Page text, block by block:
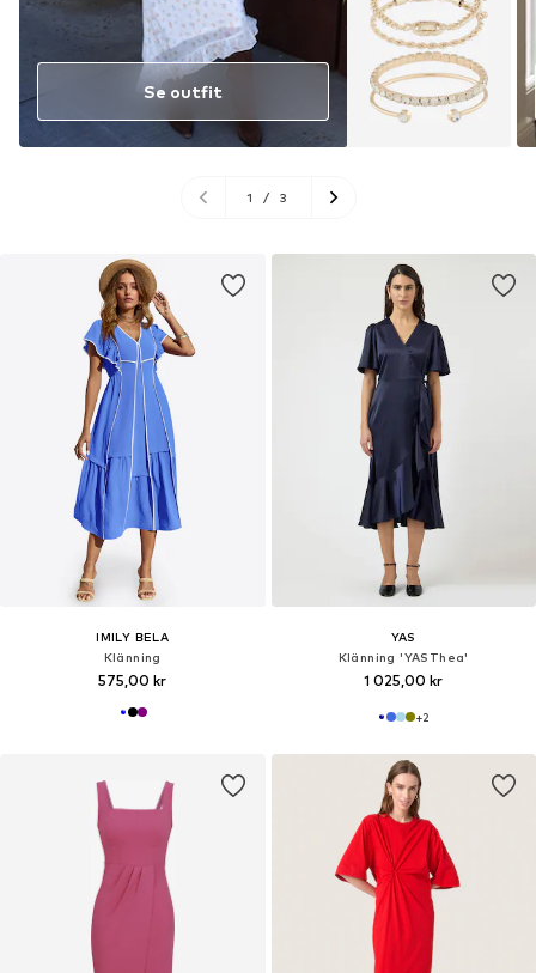
Se outfit
1 / 3
IMILY BELA
Klänning
575,00 kr
YAS
Klänning 'YASThea'
1 025,00 kr
+2